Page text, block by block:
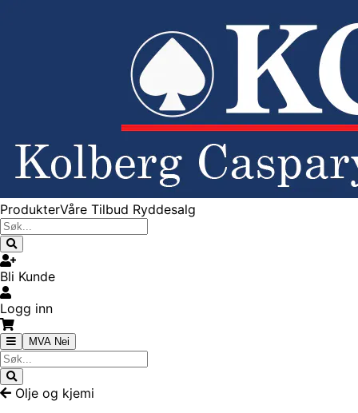
ProdukterVåre Tilbud Ryddesalg
Bli Kunde
Logg inn
MVA Nei
Olje og kjemi